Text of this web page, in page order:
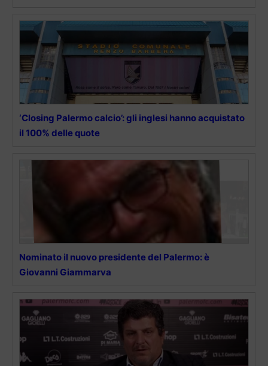
‘Closing Palermo calcio’: gli inglesi hanno acquistato
il 100% delle quote
Nominato il nuovo presidente del Palermo: è
Giovanni Giammarva